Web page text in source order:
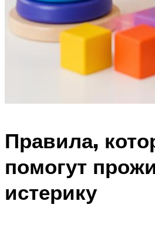
Правила,
помогут
истерику